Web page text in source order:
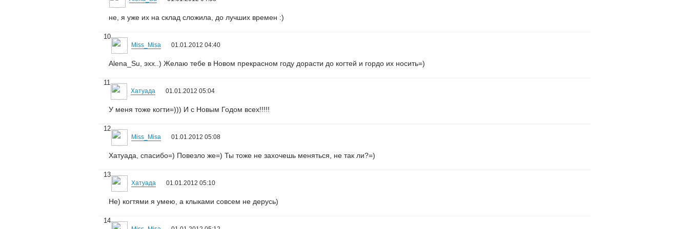
не, я уже их на склад сложила, до лучших времен :)
10
Miss_Misa 01.01.2012 04:40
Alena_Su, эхх..) Желаю тебе в Новом прекрасном году дорасти до когтей и гордо их носить=)
11
Хатуада 01.01.2012 05:04
У меня тоже когти=))) И с Новым Годом всех!!!!!
12
Miss_Misa 01.01.2012 05:08
Хатуада, спасибо=) Повезло же=) Ты тоже не захочешь меняться, не так ли?=)
13
Хатуада 01.01.2012 05:10
Не) когтями я умею, а клыками совсем не дерусь)
14